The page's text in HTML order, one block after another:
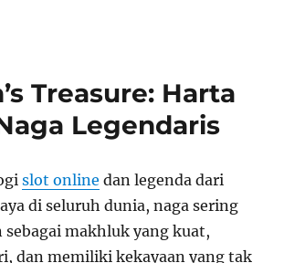
Treasure: Harta
Legendaris
slot online dan legenda dari
di seluruh dunia, naga sering
sebagai makhluk yang kuat,
dan memiliki kekayaan yang tak